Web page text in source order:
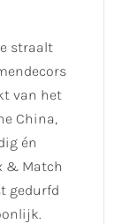
straalt
van het
China,
én
& Match
gedurfd